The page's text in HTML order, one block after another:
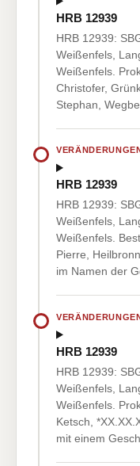
HRB 12939
HRB 12939:
Weißenfels,
Weißenfels.
Christofer,
Stephan,
HRB 12939
HRB 12939:
Weißenfels,
Weißenfels.
Pierre,
im Namen der
HRB 12939
HRB 12939:
Weißenfels,
Weißenfels.
Ketsch,
mit einem